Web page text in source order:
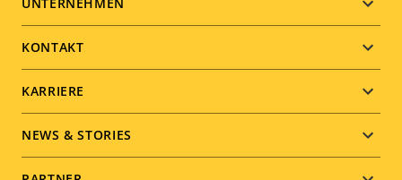
Footer
menu
KONTAKT
KARRIERE
NEWS & STORIES